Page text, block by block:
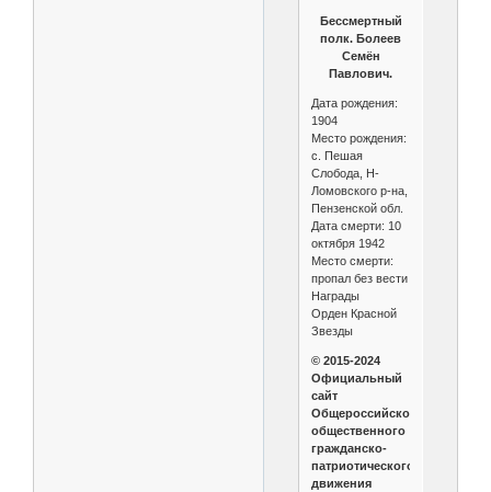
Бессмертный
полк. Болеев
Семён
Павлович.
Дата рождения:
1904
Место рождения:
с. Пешая
Слобода, Н-
Ломовского р-на,
Пензенской обл.
Дата смерти: 10
октября 1942
Место смерти:
пропал без вести
Награды
Орден Красной
Звезды
© 2015-2024
Официальный
сайт
Общероссийского
общественного
гражданско-
патриотического
движения